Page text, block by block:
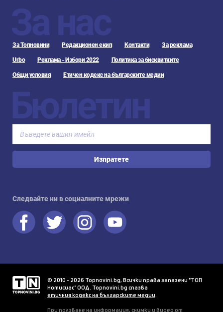
За нас
За Топновини Редакционен екип Контакти За реклама
Urbo Реклама - Избори 2022 Политика за бисквитките
Общи условия Етичен кодекс на българските медии
Бюлетин
Изпратете
Следвайте ни в социалните мрежи
© 2010 - 2026 Topnovini.bg, Всички права запазени "ТОП
Нотисиас" ООД. Topnovini.bg спазва
етичния кодекс на българските медии.
При ползване на информация, снимки и видео от